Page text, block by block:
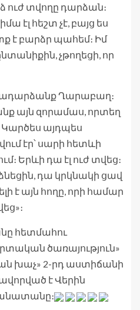
ուժ տվողը դարձան։
էլ հեշտ չէ, բայց ես
է բարձր պահեմ։ Իմ
չթողեցի, որ
Ղարաբաղ։
այն զորամաս, որտեղ
Կարծես այդպես
էր՝ սարի հետևի
Երևի դա էլ ուժ տվեց։
դա կրկնակի ցավ
է այն հողը, որի համար
հետմահու
ծառայություն»
խաչ» 2-րդ աստիճանի
է Վերին